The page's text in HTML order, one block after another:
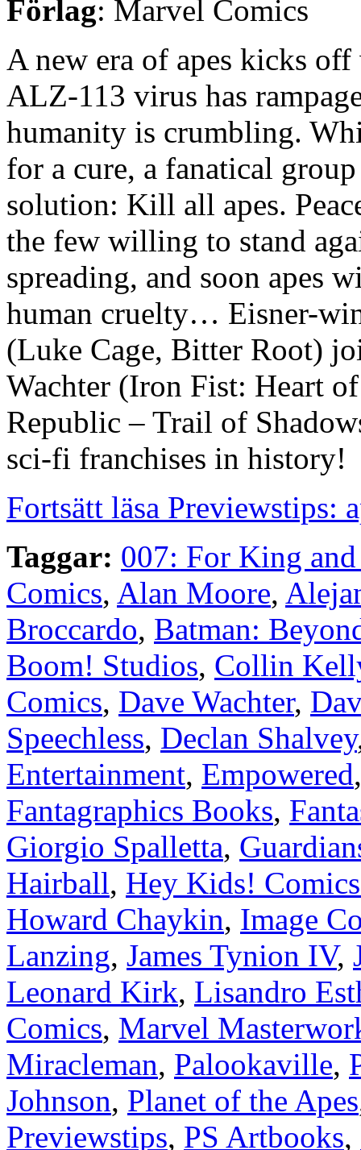
Förlag: Marvel Comics
A new era of apes kicks
ALZ-113 virus has
humanity is crumbling.
for a cure, a fanatical
solution: Kill all apes.
the few willing to stand
spreading, and soon apes
human cruelty… Eisner-
(Luke Cage, Bitter Root)
Wachter (Iron Fist: Heart
Republic – Trail of
sci-fi franchises in history!
Fortsätt läsa Previewstips:
Taggar: 007: For King
Comics, Alan Moore,
Broccardo, Batman:
Boom! Studios, Collin
Comics, Dave Wachter,
Speechless, Declan Shalvey
Entertainment, Empowered
Fantagraphics Books,
Giorgio Spalletta,
Hairball, Hey Kids!
Howard Chaykin, Image
Lanzing, James Tynion IV,
Leonard Kirk, Lisandro
Comics, Marvel
Miracleman, Palookaville,
Johnson, Planet of the Apes
Previewstips, PS Artbooks,